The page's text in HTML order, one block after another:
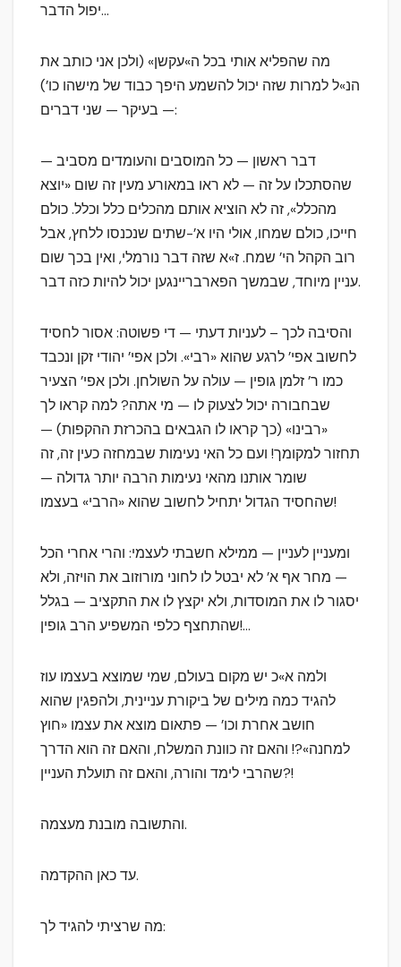
יפול הדבר…
מה שהפליא אותי בכל ה»עקשן» (ולכן אני כותב את
הנ»ל למרות שזה יכול להשמע היפך כבוד של מישהו כו’)
— בעיקר — שני דברים:
דבר ראשון — כל המוסבים והעומדים מסביב —
שהסתכלו על זה — לא ראו במאורע מעין זה שום «יוצא
מהכלל», זה לא הוציא אותם מהכלים כלל וכלל. כולם
חייכו, כולם שמחו, אולי היו א’-שתים שנכנסו ללחץ, אבל
רוב הקהל הי’ שמח. ז»א שזה דבר נורמלי, ואין בכך שום
עניין מיוחד, שבמשך הפארבריינגען יכול להיות כזה דבר.
והסיבה לכך – לעניות דעתי — די פשוטה: אסור לחסיד
לחשוב אפי’ לרגע שהוא «רבי». ולכן אפי’ יהודי זקן ונכבד
כמו ר’ זלמן גופין — עולה על השולחן. ולכן אפי’ הצעיר
שבחבורה יכול לצעוק לו — מי אתה? למה קראו לך
«רבינו» (כך קראו לו הגבאים בהכרזת ההקפות) —
תחזור למקומך! ועם כל האי נעימות שבמחזה כעין זה, זה
שומר אותנו מהאי נעימות הרבה יותר גדולה —
שהחסיד הגדול יתחיל לחשוב שהוא «הרבי» בעצמו!
ומעניין לעניין — ממילא חשבתי לעצמי: והרי אחרי הכל
— מחר אף א’ לא יבטל לו לחוני מורוזוב את הויזה, ולא
יסגור לו את המוסדות, ולא יקצץ לו את התקציב — בגלל
שהתחצף כלפי המשפיע הרב גופין!…
ולמה א»כ יש מקום בעולם, שמי שמוצא בעצמו עוז
להגיד כמה מילים של ביקורת עניינית, ולהפגין שהוא
חושב אחרת וכו’ — פתאום מוצא את עצמו «חוץ
למחנה»?! והאם זה כוונת המשלח, והאם זה הוא הדרך
שהרבי לימד והורה, והאם זה תועלת העניין?!
והתשובה מובנת מעצמה.
עד כאן ההקדמה.
מה שרציתי להגיד לך: